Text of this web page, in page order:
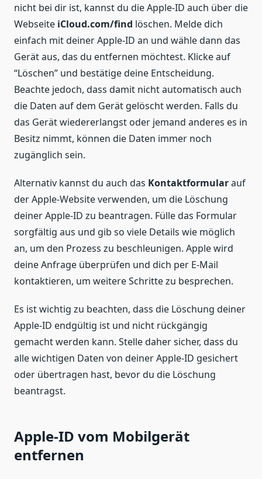
nicht bei dir ist, kannst du die Apple-ID auch über die
Webseite iCloud.com/find löschen. Melde dich
einfach mit deiner Apple-ID an und wähle dann das
Gerät aus, das du entfernen möchtest. Klicke auf
“Löschen” und bestätige deine Entscheidung.
Beachte jedoch, dass damit nicht automatisch auch
die Daten auf dem Gerät gelöscht werden. Falls du
das Gerät wiedererlangst oder jemand anderes es in
Besitz nimmt, können die Daten immer noch
zugänglich sein.
Alternativ kannst du auch das Kontaktformularauf
der Apple-Website verwenden, um die Löschung
deiner Apple-ID zu beantragen. Fülle das Formular
sorgfältig aus und gib so viele Details wie möglich
an, um den Prozess zu beschleunigen. Apple wird
deine Anfrage überprüfen und dich per E-Mail
kontaktieren, um weitere Schritte zu besprechen.
Es ist wichtig zu beachten, dass die Löschung deiner
Apple-ID endgültig ist und nicht rückgängig
gemacht werden kann. Stelle daher sicher, dass du
alle wichtigen Daten von deiner Apple-ID gesichert
oder übertragen hast, bevor du die Löschung
beantragst.
Apple-ID vom Mobilgerät
entfernen